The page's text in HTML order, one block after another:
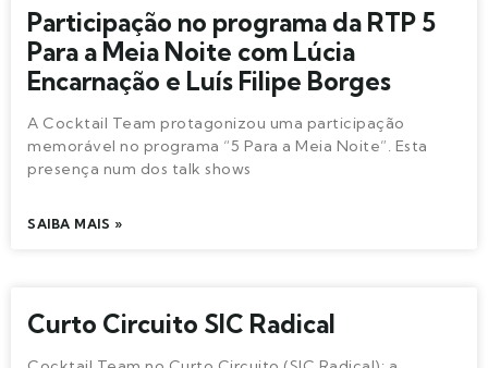
Participação no programa da RTP 5
Para a Meia Noite com Lúcia
Encarnação e Luís Filipe Borges
A Cocktail Team protagonizou uma participação
memorável no programa “5 Para a Meia Noite”. Esta
presença num dos talk shows
SAIBA MAIS »
Curto Circuito SIC Radical